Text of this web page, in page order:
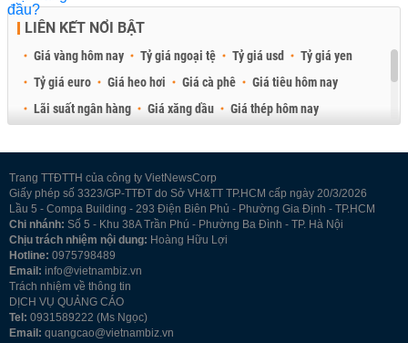
LIÊN KẾT NỔI BẬT
Giá vàng hôm nay Tỷ giá ngoại tệ Tỷ giá usd
Tỷ giá yen
Tỷ giá euro
Giá heo hơi Giá cà phê
Giá tiêu hôm nay
Lãi suất ngân hàng
Giá xăng dầu
Giá thép hôm nay
Trang TTĐTTH của công ty VietNewsCorp
Giấy phép số 3323/GP-TTĐT do Sở VH&TT TP.HCM cấp ngày 20/3/2026
Lầu 5 - Compa Building - 293 Điện Biên Phủ - Phường Gia Định - TP.HCM
Chi nhánh: Số 5 - Khu 38A Trần Phú - Phường Ba Đình - TP. Hà Nội
Chịu trách nhiệm nội dung: Hoàng Hữu Lợi
Hotline: 0975798489
Email: info@vietnambiz.vn
Trách nhiệm về thông tin
DỊCH VỤ QUẢNG CÁO
Tel: 0931589222 (Ms Ngọc)
Email: quangcao@vietnambiz.vn